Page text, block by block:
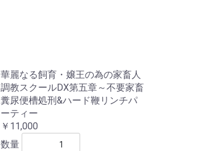
華麗なる飼育・嬢王の為の家畜人
調教スクールDX第五章～不要家畜
糞尿便槽処刑&ハード鞭リンチパ
ーティー
￥11,000
数量